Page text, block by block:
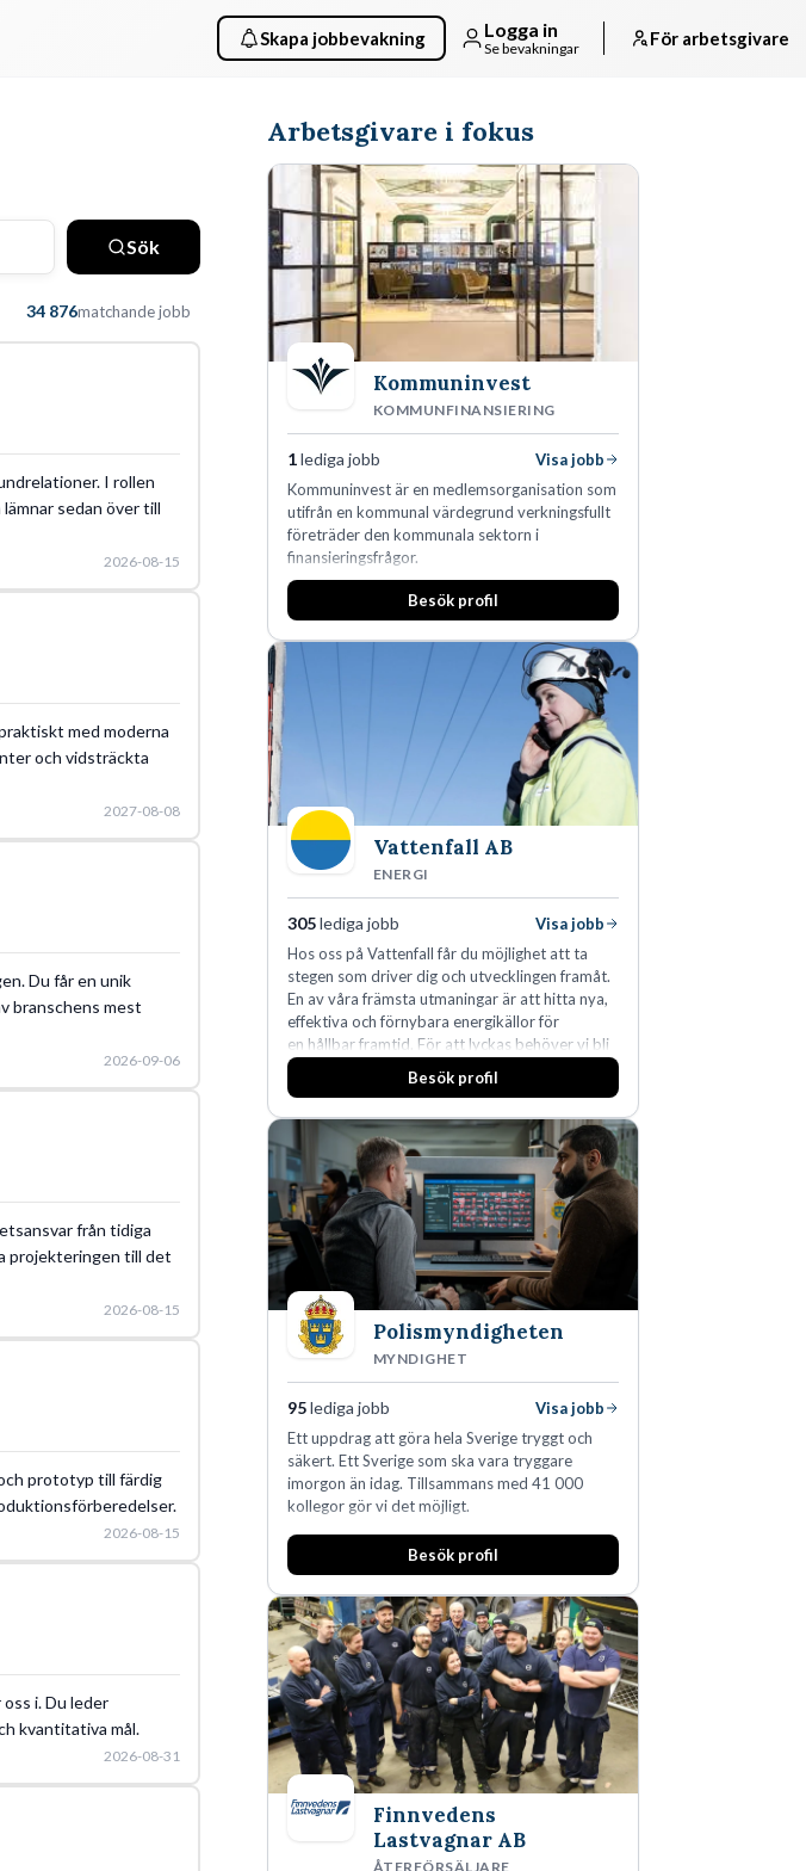
Skapa jobbevakning Logga in
Se bevakningar För arbetsgivare
Sök
34 876matchande jobb
I rollen
sedan över till
2026-08-15
med moderna
och vidsträckta
2027-08-08
Du får en unik
branschens mest
2026-09-06
från tidiga
projekteringen till det
2026-08-15
prototyp till färdig
2026-08-15
i. Du leder
kvantitativa mål.
2026-08-31
Arbetsgivare i fokus
Kommuninvest
KOMMUNFINANSIERING
1lediga jobb
Visa jobb
Kommuninvest är en medlemsorganisation som
utifrån en kommunal värdegrund verkningsfullt
företräder den kommunala sektorn i
finansieringsfrågor.
Besök profil
Vattenfall AB
ENERGI
305lediga jobb
Visa jobb
Hos oss på Vattenfall får du möjlighet att ta
stegen som driver dig och utvecklingen framåt.
En av våra främsta utmaningar är att hitta nya,
effektiva och förnybara energikällor för
en hållbar framtid. För att lyckas behöver vi bli
fler medarbetare som vill göra skillnad.
Besök profil
Polismyndigheten
MYNDIGHET
95lediga jobb
Visa jobb
Ett uppdrag att göra hela Sverige tryggt och
säkert. Ett Sverige som ska vara tryggare
imorgon än idag. Tillsammans med 41 000
kollegor gör vi det möjligt.
Besök profil
Finnvedens
Lastvagnar AB
ÅTERFÖRSÄLJARE